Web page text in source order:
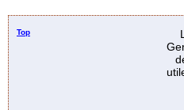
Top